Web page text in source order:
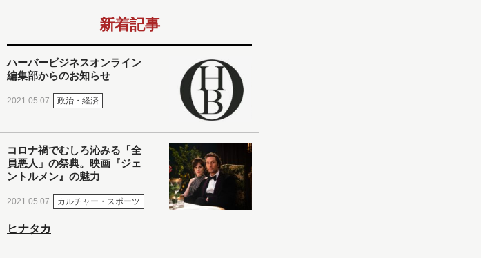
新着記事
ハーバービジネスオンライン
編集部からのお知らせ
2021.05.07 政治・経済
コロナ禍でむしろ沁みる「全
員悪人」の祭典。映画『ジェ
ントルメン』の魅力
2021.05.07 カルチャー・スポーツ
ヒナタカ